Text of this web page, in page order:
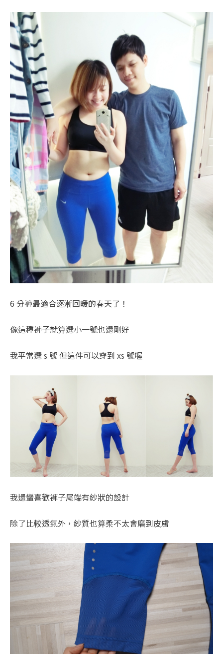
6 分褲最適合逐漸回暖的春天了！
像這種褲子就算選小一號也還剛好
我平常選 s 號 但這件可以穿到 xs 號喔
我還蠻喜歡褲子尾端有紗狀的設計
除了比較透氣外，紗質也算柔不太會磨到皮膚